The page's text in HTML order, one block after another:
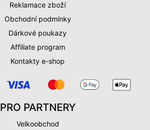
Reklamace zboží
Obchodní podmínky
Dárkové poukazy
Affiliate program
Kontakty e-shop
PRO PARTNERY
Velkoobchod